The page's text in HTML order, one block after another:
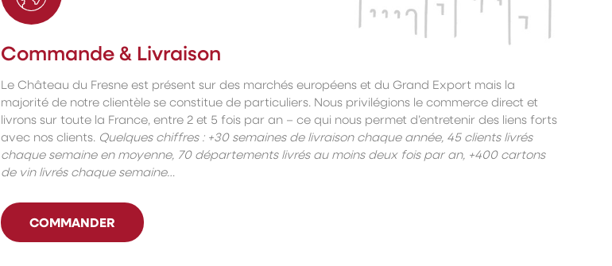
Commande & Livraison
Le Château du Fresne est présent sur des marchés européens et du Grand Export mais la
majorité de notre clientèle se constitue de particuliers. Nous privilégions le commerce direct et
livrons sur toute la France, entre 2 et 5 fois par an – ce qui nous permet d’entretenir des liens forts
avec nos clients. Quelques chiffres : +30 semaines de livraison chaque année, 45 clients livrés
chaque semaine en moyenne, 70 départements livrés au moins deux fois par an, +400 cartons
de vin livrés chaque semaine…
COMMANDER